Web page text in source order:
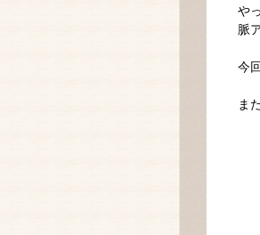
や
脈
今
ま